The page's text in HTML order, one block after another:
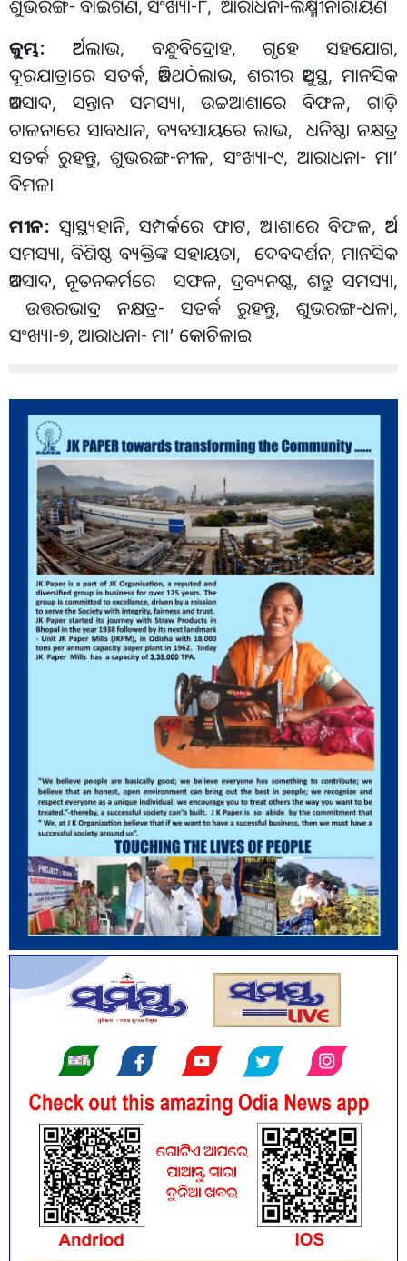
ଶୁଭରଙ୍ଗ- ବାଇଗଣି, ସଂଖ୍ୟା-୮, ଆରାଧନା-ଲକ୍ଷ୍ମୀନାରାୟଣ
କୁମ୍ଭ: ଅର୍ଥଲାଭ, ବନ୍ଧୁବିଦ୍ରୋହ,ଗୃହେ ସହଯୋଗ,
ଦୂରଯାତ୍ରାରେ ସତର୍କ,ଅତିଥÒଲାଭ, ଶରୀର ଅସୁସ୍ଥ,ମାନସିକ
ଅବସାଦ, ସନ୍ତାନ ସମସ୍ୟା,ଉଚ୍ଚଆଶାରେ ବିଫଳ,ଗାଡ଼ି
ଚାଳନାରେ ସାବଧାନ, ବ୍ୟବସାୟରେ ଲାଭ,ଧନିଷ୍ଠା ନକ୍ଷତ୍ର
ସତର୍କ ରୁହନ୍ତୁ,ଶୁଭରଙ୍ଗ-ନୀଳ, ସଂଖ୍ୟା-୯, ଆରାଧନା-ମା’
ବିମଳା
ମୀନ: ସ୍ବାସ୍ଥ୍ୟହାନି,ସମ୍ପର୍କରେ ଫାଟ, ଅାଶାରେ ବିଫଳ,ଅର୍ଥ
ସମସ୍ୟା,ବିଶିଷ୍ଠ ବ୍ୟକ୍ତିଙ୍କ ସହାୟତା, ଦେବଦର୍ଶନ,ମାନସିକ
ଅବସାଦ, ନୂତନକର୍ମରେ ସଫଳ, ଦ୍ରବ୍ୟନଷ୍ଟ, ଶତ୍ରୁ ସମସ୍ୟା,
ଉତ୍ତରଭାଦ୍ର ନକ୍ଷତ୍ର- ସତର୍କ ରୁହନ୍ତୁ, ଶୁଭରଙ୍ଗ-ଧଳା,
ସଂଖ୍ୟା-୭, ଆରାଧନା- ମା’ କୋଚିଳାଇ